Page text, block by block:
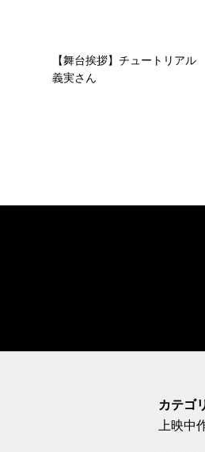
【舞台挨拶】チュートリア
義実さん
カテゴ
上映中